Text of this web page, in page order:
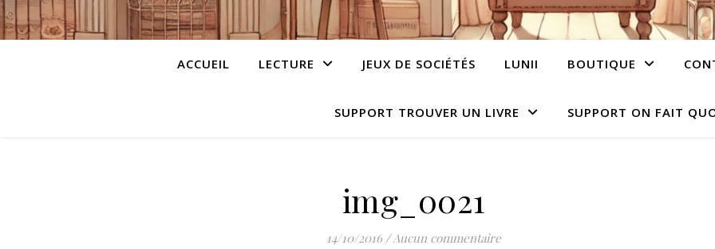
ACCUEIL LECTURE JEUX DE SOCIÉTÉS LUNII BOUTIQUE
SUPPORT TROUVER UN LIVRE SUPPORT ON FAIT
img_0021
14/10/2016 /Aucun commentaire